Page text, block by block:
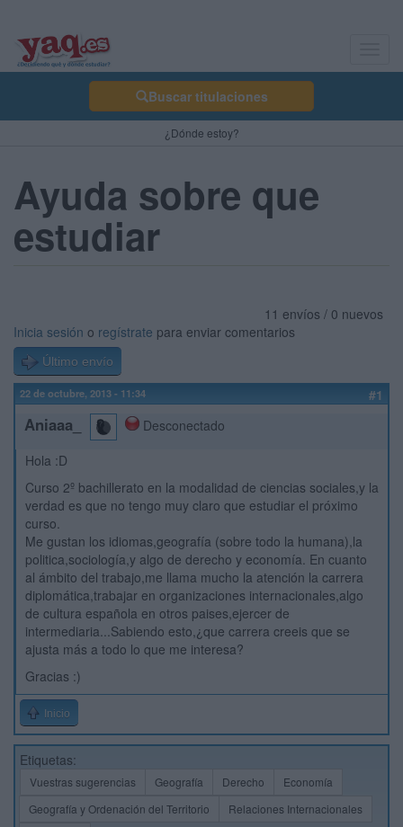
Buscar titulaciones
¿Dónde estoy?
Ayuda sobre que
estudiar
11 envíos / 0 nuevos
Inicia sesión o regístrate para enviar comentarios
Último envío
22 de octubre, 2013 - 11:34 #1
Aniaaa_
Desconectado
Hola :D
Curso 2º bachillerato en la modalidad de ciencias sociales,y la
verdad es que no tengo muy claro que estudiar el próximo
curso.
Me gustan los idiomas,geografía (sobre todo la humana),la
politica,sociología,y algo de derecho y economía. En cuanto
al ámbito del trabajo,me llama mucho la atención la carrera
diplomática,trabajar en organizaciones internacionales,algo
de cultura española en otros paises,ejercer de
intermediaria...Sabiendo esto,¿que carrera creeis que se
ajusta más a todo lo que me interesa?
Gracias :)
Inicio
Etiquetas:
Vuestras sugerencias Geografía Derecho
Economía
Geografía y Ordenación del Territorio
Relaciones Internacionales